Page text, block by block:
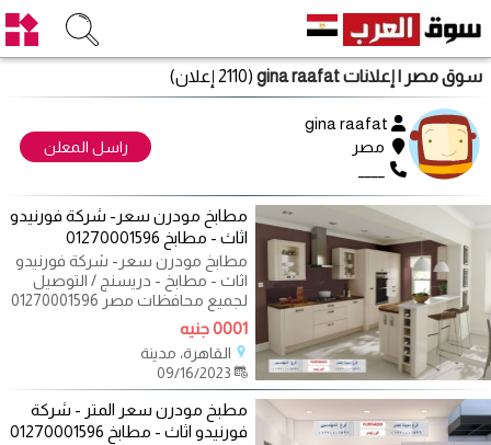
سوق مصر | إعلانات gina raafat (2110 إعلان)
مصر
راسل المعلن
مطابخ مودرن سعر- شركة فورنيدو
اثاث - مطابخ 01270001596
مطابخ مودرن سعر- شركة فورنيدو
اثاث - مطابخ - دريسنج / التوصيل
لجميع محافظات مصر 01270001596
تريدين ان
0001 جنيه
القاهرة، مدينة
مطبخ مودرن سعر المتر - شركة
فورنيدو اثاث - مطابخ 01270001596